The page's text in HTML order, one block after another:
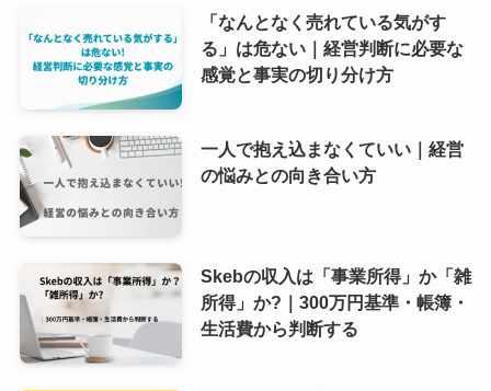
「なんとなく売れている気がす
る」は危ない｜経営判断に必要な
感覚と事実の切り分け方
一人で抱え込まなくていい｜経営
の悩みとの向き合い方
Skebの収入は「事業所得」か「雑
所得」か?｜300万円基準・帳簿・
生活費から判断する